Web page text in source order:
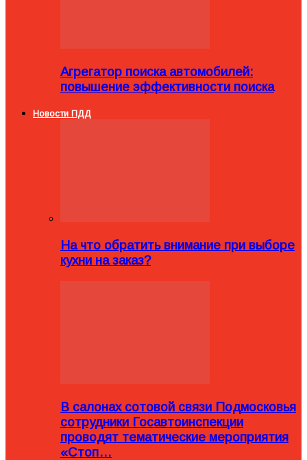
Агрегатор поиска автомобилей:
повышение эффективности поиска
Новости ПДД
На что обратить внимание при выборе
кухни на заказ?
В салонах сотовой связи Подмосковья
сотрудники Госавтоинспекции
проводят тематические мероприятия
«Стоп…